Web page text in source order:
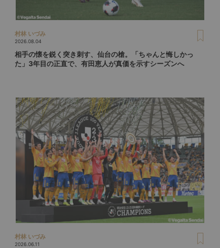
村林 いづみ
2026.08.04
相手の懐を鋭く突き刺す、仙台の槍。「ちゃんと悔しかっ
た」3年目の正直で、有田恵人が真価を示すシーズンへ
村林 いづみ
2026.06.11